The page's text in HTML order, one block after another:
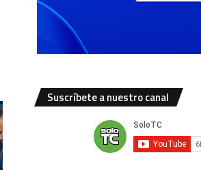
Suscríbete a nuestro canal